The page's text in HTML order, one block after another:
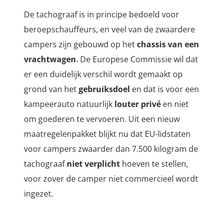
De tachograaf is in principe bedoeld voor
beroepschauffeurs, en veel van de zwaardere
campers zijn gebouwd op hetchassis van een
vrachtwagen. De Europese Commissie wil dat
er een duidelijk verschil wordt gemaakt op
grond van hetgebruiksdoel en dat is voor een
kampeerauto natuurlijk louter privé en niet
om goederen te vervoeren. Uit een nieuw
maatregelenpakket blijkt nu dat EU-lidstaten
voor campers zwaarder dan 7.500 kilogram de
tachograafniet verplicht hoeven te stellen,
voor zover de camper niet commercieel wordt
ingezet.